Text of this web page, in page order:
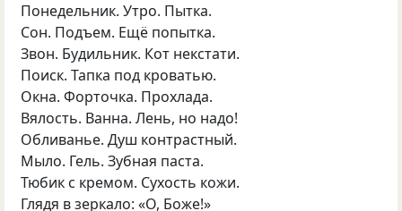
Понедельник. Утро. Пытка.
Сон. Подъем. Ещё попытка.
Звон. Будильник. Кот некстати.
Поиск. Тапка под кроватью.
Окна. Форточка. Прохлада.
Вялость. Ванна. Лень, но надо!
Обливанье. Душ контрастный.
Мыло. Гель. Зубная паста.
Тюбик с кремом. Сухость кожи.
Глядя в зеркало: «О, Боже!»